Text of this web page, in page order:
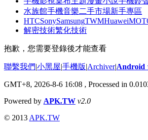
水族館手機音樂二手市場新手專區
HTCSonySamsungTWMHuawei
解密技術繁化技術
抱歉，您需要登錄後才能查看
聯繫我們|小黑屋|手機版|Archiver|Android
GMT+8, 2026-8-6 16:08 , Processed in
Powered by APK.TW v2.0
© 2013 APK.TW